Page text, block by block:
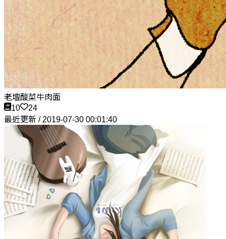
老壇酸菜牛肉面
10
24
最近更新 / 2019-07-30 00:01:40